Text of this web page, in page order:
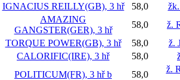
IGNACIUS REILLY(GB), 3 hř 58,0
AMAZING
GANGSTER(GER), 3 hř
58,0
ž.
TORQUE POWER(GB), 3 hř 58,0
ž.
CALORIFIC(IRE), 3 hř 58,0
POLITICUM(FR), 3 hřb 58,0
ž.